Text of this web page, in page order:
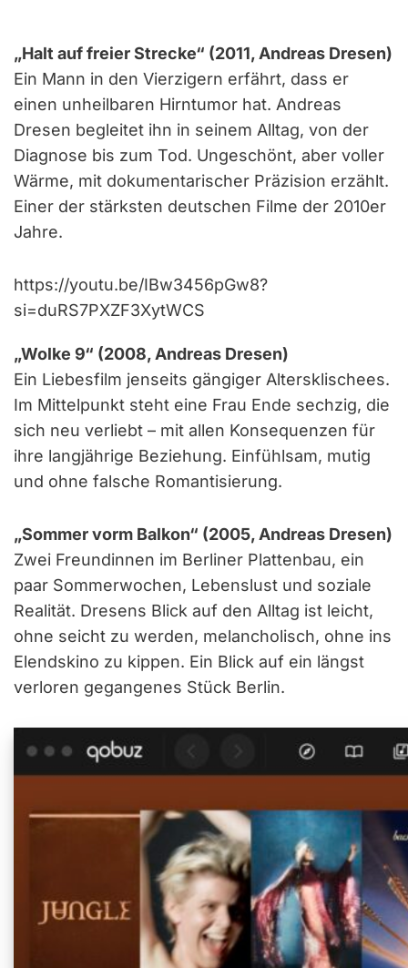
„Halt auf freier Strecke“ (2011, Andreas Dresen)
Ein Mann in den Vierzigern erfährt, dass er
einen unheilbaren Hirntumor hat. Andreas
Dresen begleitet ihn in seinem Alltag, von der
Diagnose bis zum Tod. Ungeschönt, aber voller
Wärme, mit dokumentarischer Präzision erzählt.
Einer der stärksten deutschen Filme der 2010er
Jahre.
https://youtu.be/IBw3456pGw8?
si=duRS7PXZF3XytWCS
„Wolke 9“ (2008, Andreas Dresen)
Ein Liebesfilm jenseits gängiger Altersklischees.
Im Mittelpunkt steht eine Frau Ende sechzig, die
sich neu verliebt – mit allen Konsequenzen für
ihre langjährige Beziehung. Einfühlsam, mutig
und ohne falsche Romantisierung.
„Sommer vorm Balkon“ (2005, Andreas Dresen)
Zwei Freundinnen im Berliner Plattenbau, ein
paar Sommerwochen, Lebenslust und soziale
Realität. Dresens Blick auf den Alltag ist leicht,
ohne seicht zu werden, melancholisch, ohne ins
Elendskino zu kippen. Ein Blick auf ein längst
verloren gegangenes Stück Berlin.